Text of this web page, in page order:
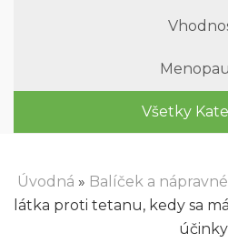
Všetky
Úvodná » Balíček a
látka proti tetanu, kedy sa
účinky